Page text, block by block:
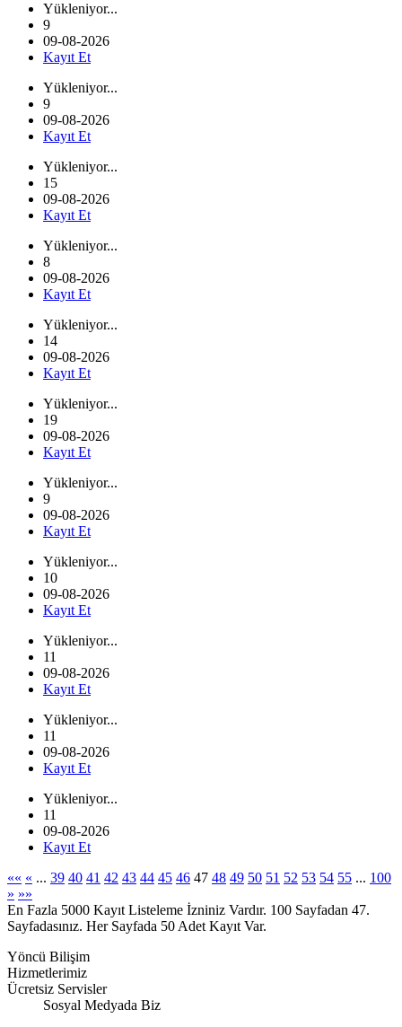
Yükleniyor...
9
09-08-2026
Kayıt Et
Yükleniyor...
9
09-08-2026
Kayıt Et
Yükleniyor...
15
09-08-2026
Kayıt Et
Yükleniyor...
8
09-08-2026
Kayıt Et
Yükleniyor...
14
09-08-2026
Kayıt Et
Yükleniyor...
19
09-08-2026
Kayıt Et
Yükleniyor...
9
09-08-2026
Kayıt Et
Yükleniyor...
10
09-08-2026
Kayıt Et
Yükleniyor...
11
09-08-2026
Kayıt Et
Yükleniyor...
11
09-08-2026
Kayıt Et
Yükleniyor...
11
09-08-2026
Kayıt Et
«« « ... 39 40 41 42 43 44 45 46 47 48 49 50 51 52 53 54 55 ... 100
» »»
En Fazla 5000 Kayıt Listeleme İzniniz Vardır. 100 Sayfadan 47.
Sayfadasınız. Her Sayfada 50 Adet Kayıt Var.
Yöncü Bilişim
Hizmetlerimiz
Ücretsiz Servisler
Sosyal Medyada Biz